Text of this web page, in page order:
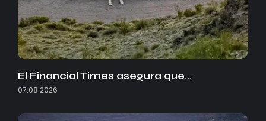
El Financial Times asegura que…
07.08.2026